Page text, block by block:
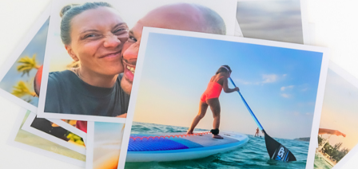
Ваш регион доставки
Выберите из списка: